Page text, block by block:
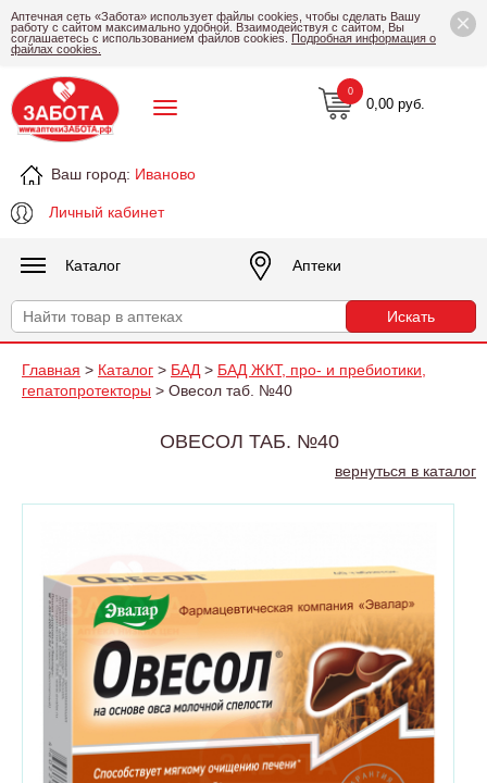
×
Аптечная сеть «Забота» использует файлы cookies, чтобы сделать Вашу
работу с сайтом максимально удобной. Взаимодействуя с сайтом, Вы
соглашаетесь с использованием файлов cookies. Подробная информация о
файлах cookies.
Ваш город: Иваново
Личный кабинет
0,00 руб.
0
Каталог Аптеки
Главная > Каталог > БАД > БАД ЖКТ, про- и пребиотики,
гепатопротекторы > Овесол таб. №40
ОВЕСОЛ ТАБ. №40
вернуться в каталог